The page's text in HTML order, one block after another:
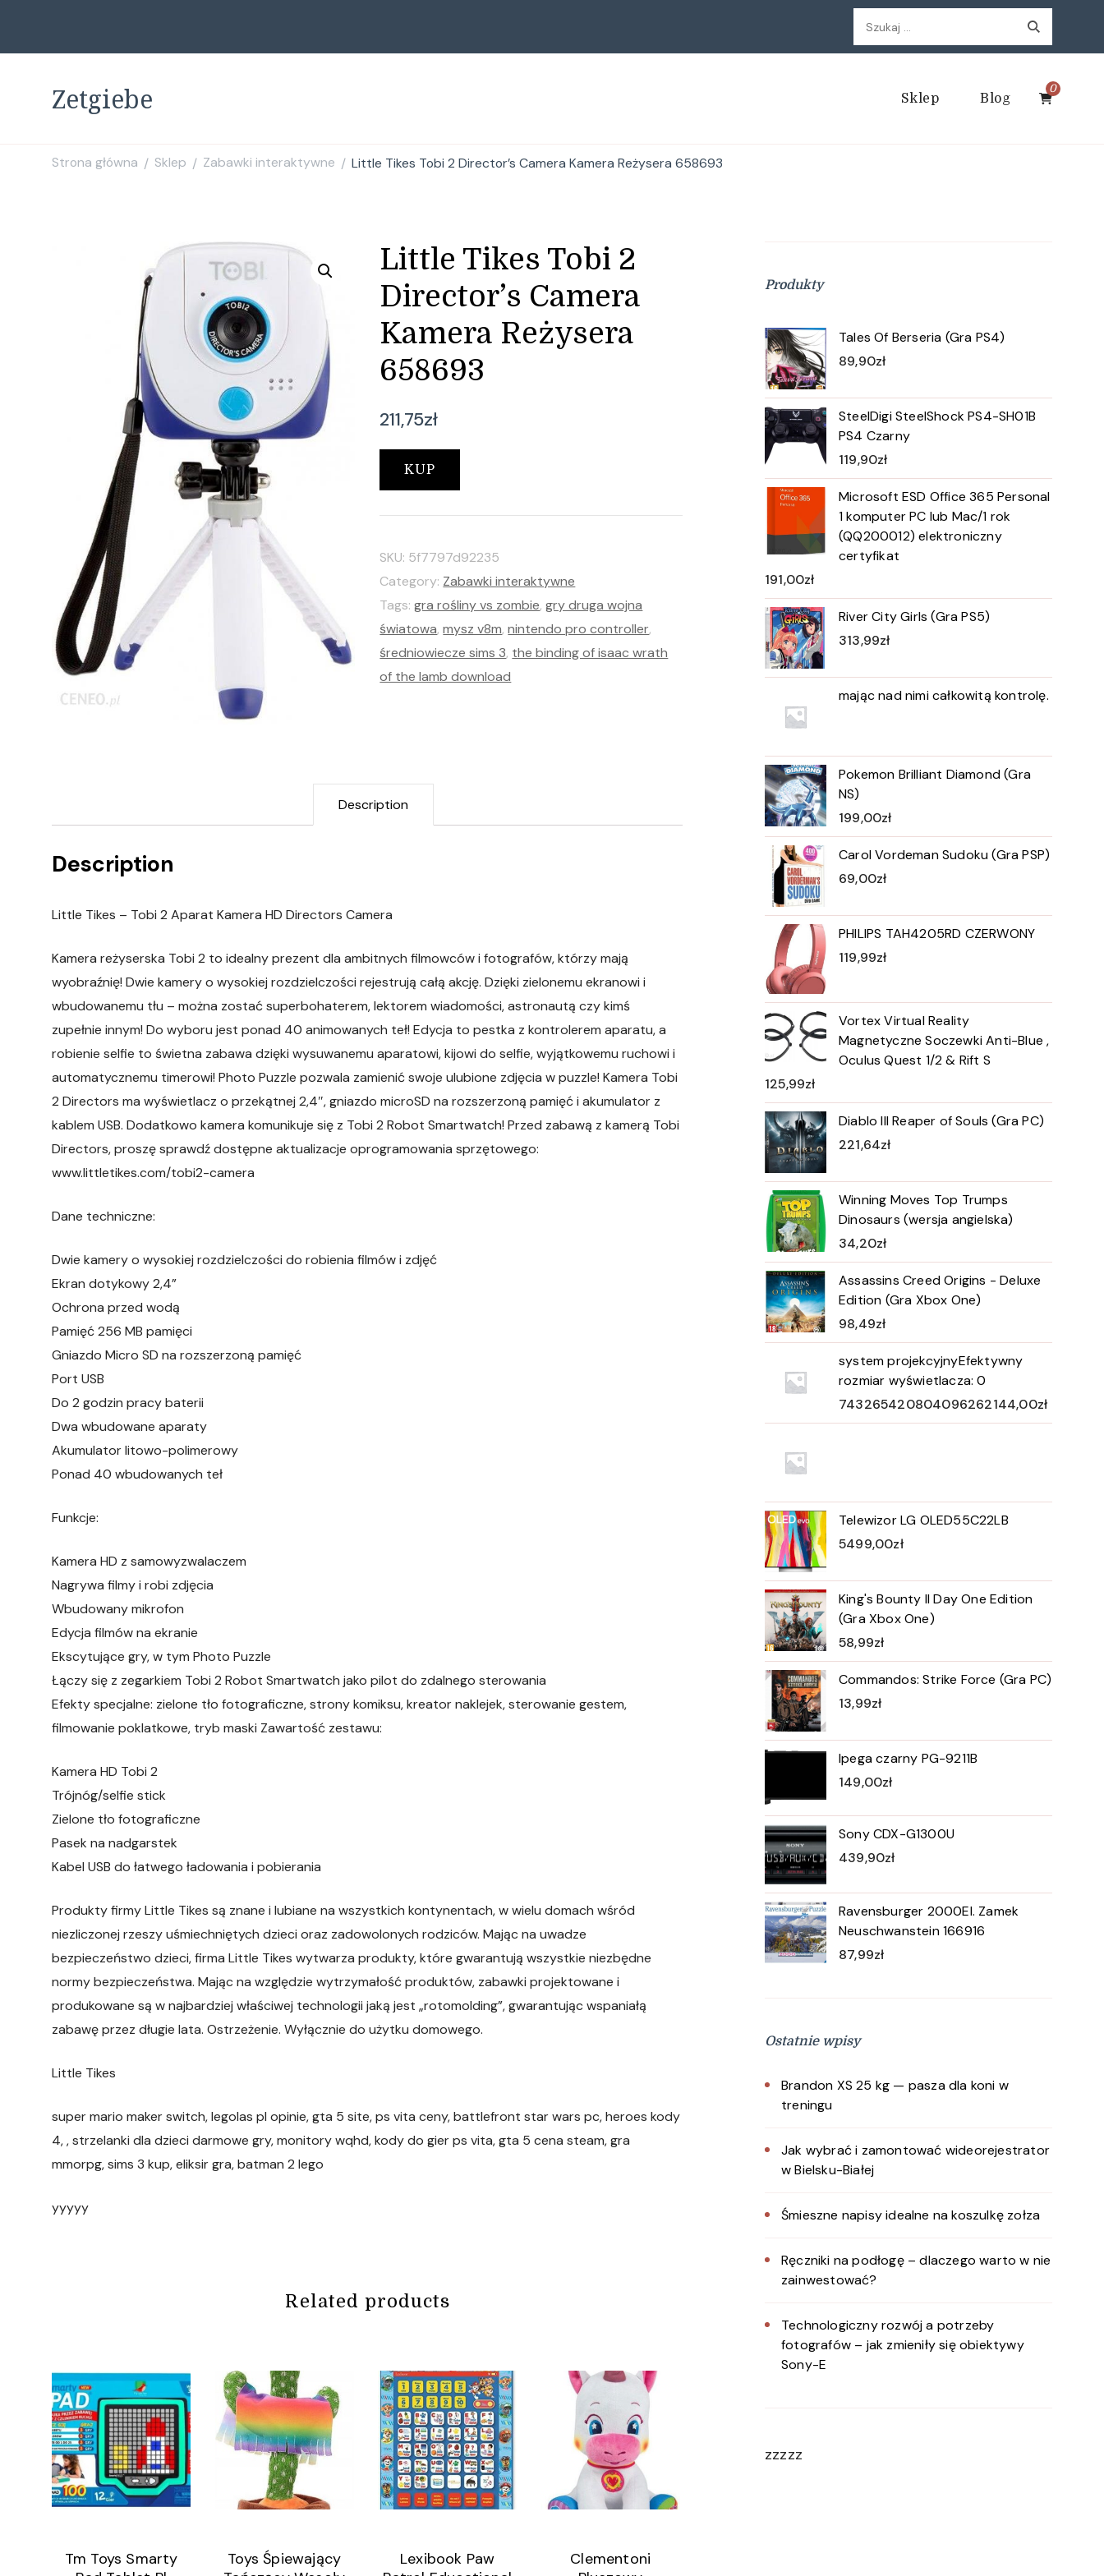
Szukaj:
Zetgiebe Sklep Blog
0
Strona główna / Sklep / Zabawki interaktywne / Little Tikes Tobi 2 Director’s Camera Kamera Reżysera 658693
Little Tikes Tobi 2
Director’s Camera
Kamera Reżysera
658693
211,75zł
KUP
SKU: 5f7797d92235
Category: Zabawki interaktywne
Tags:gra rośliny vs zombie,gry druga wojna
światowa,mysz v8m,nintendo pro controller,
średniowiecze sims 3, the binding of isaac wrath
of the lamb download
Description
Description
Little Tikes – Tobi 2 Aparat Kamera HD Directors Camera
Kamera reżyserska Tobi 2 to idealny prezent dla ambitnych filmowców i fotografów, którzy mają
wyobraźnię! Dwie kamery o wysokiej rozdzielczości rejestrują całą akcję. Dzięki zielonemu ekranowi i
wbudowanemu tłu – można zostać superbohaterem, lektorem wiadomości, astronautą czy kimś
zupełnie innym! Do wyboru jest ponad 40 animowanych teł! Edycja to pestka z kontrolerem aparatu, a
robienie selfie to świetna zabawa dzięki wysuwanemu aparatowi, kijowi do selfie, wyjątkowemu ruchowi i
automatycznemu timerowi! Photo Puzzle pozwala zamienić swoje ulubione zdjęcia w puzzle! Kamera Tobi
2 Directors ma wyświetlacz o przekątnej 2,4″, gniazdo microSD na rozszerzoną pamięć i akumulator z
kablem USB. Dodatkowo kamera komunikuje się z Tobi 2 Robot Smartwatch! Przed zabawą z kamerą Tobi
Directors, proszę sprawdź dostępne aktualizacje oprogramowania sprzętowego:
www.littletikes.com/tobi2-camera
Dane techniczne:
Dwie kamery o wysokiej rozdzielczości do robienia filmów i zdjęć
Ekran dotykowy 2,4”
Ochrona przed wodą
Pamięć 256 MB pamięci
Gniazdo Micro SD na rozszerzoną pamięć
Port USB
Do 2 godzin pracy baterii
Dwa wbudowane aparaty
Akumulator litowo-polimerowy
Ponad 40 wbudowanych teł
Funkcje:
Kamera HD z samowyzwalaczem
Nagrywa filmy i robi zdjęcia
Wbudowany mikrofon
Edycja filmów na ekranie
Ekscytujące gry, w tym Photo Puzzle
Łączy się z zegarkiem Tobi 2 Robot Smartwatch jako pilot do zdalnego sterowania
Efekty specjalne: zielone tło fotograficzne, strony komiksu, kreator naklejek, sterowanie gestem,
filmowanie poklatkowe, tryb maski Zawartość zestawu:
Kamera HD Tobi 2
Trójnóg/selfie stick
Zielone tło fotograficzne
Pasek na nadgarstek
Kabel USB do łatwego ładowania i pobierania
Produkty firmy Little Tikes są znane i lubiane na wszystkich kontynentach, w wielu domach wśród
niezliczonej rzeszy uśmiechniętych dzieci oraz zadowolonych rodziców. Mając na uwadze
bezpieczeństwo dzieci, firma Little Tikes wytwarza produkty, które gwarantują wszystkie niezbędne
normy bezpieczeństwa. Mając na względzie wytrzymałość produktów, zabawki projektowane i
produkowane są w najbardziej właściwej technologii jaką jest „rotomolding”, gwarantując wspaniałą
zabawę przez długie lata. Ostrzeżenie. Wyłącznie do użytku domowego.
Little Tikes
super mario maker switch, legolas pl opinie, gta 5 site, ps vita ceny, battlefront star wars pc, heroes kody
4, , strzelanki dla dzieci darmowe gry, monitory wqhd, kody do gier ps vita, gta 5 cena steam, gra
mmorpg, sims 3 kup, eliksir gra, batman 2 lego
yyyyy
Related products
Tm Toys Smarty
Toys Śpiewający
Lexibook Paw
Clementoni
Produkty
Tales Of Berseria (Gra PS4)
89,90zł
SteelDigi SteelShock PS4-SH01B
PS4 Czarny
119,90zł
Microsoft ESD Office 365 Personal
1 komputer PC lub Mac/1 rok
(QQ200012) elektroniczny
certyfikat
191,00zł
River City Girls (Gra PS5)
313,99zł
mając nad nimi całkowitą kontrolę.
Pokemon Brilliant Diamond (Gra
NS)
199,00zł
Carol Vordeman Sudoku (Gra PSP)
69,00zł
PHILIPS TAH4205RD CZERWONY
119,99zł
Vortex Virtual Reality
Magnetyczne Soczewki Anti-Blue ,
Oculus Quest 1/2 & Rift S
125,99zł
Diablo III Reaper of Souls (Gra PC)
221,64zł
Winning Moves Top Trumps
Dinosaurs (wersja angielska)
34,20zł
Assassins Creed Origins - Deluxe
Edition (Gra Xbox One)
98,49zł
system projekcyjnyEfektywny
rozmiar wyświetlacza: 0
743265420804096262144,00zł
Telewizor LG OLED55C22LB
5499,00zł
King's Bounty II Day One Edition
(Gra Xbox One)
58,99zł
Commandos: Strike Force (Gra PC)
13,99zł
Ipega czarny PG-9211B
149,00zł
Sony CDX-G1300U
439,90zł
Ravensburger 2000El. Zamek
Neuschwanstein 166916
87,99zł
Ostatnie wpisy
Brandon XS 25 kg — pasza dla koni w
treningu
Jak wybrać i zamontować wideorejestrator
w Bielsku-Białej
Śmieszne napisy idealne na koszulkę zołza
Ręczniki na podłogę – dlaczego warto w nie
zainwestować?
Technologiczny rozwój a potrzeby
fotografów – jak zmieniły się obiektywy
Sony-E
zzzzz